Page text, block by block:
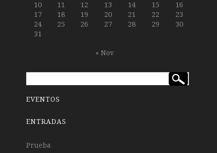
10
11 12 13 14 15
16
17
18 19 20 21 22
23
24
25 26 27 28 29
30
31
« Nov
EVENTOS
ENTRADAS
Prueba